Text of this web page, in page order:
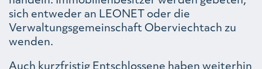
sich entweder an LEONET oder die
Verwaltungsgemeinschaft Oberviechtach zu
wenden.
Auch kurzfristig Entschlossene haben weiterhin